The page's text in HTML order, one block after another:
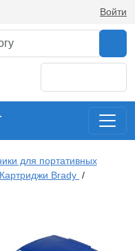
Войти
для портативных
Картриджи Brady /